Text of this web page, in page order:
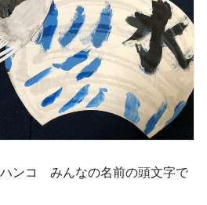
ンコ みんなの名前の頭文字で